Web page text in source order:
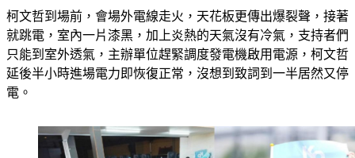
柯文哲到場前，會場外電線走火，天花板更傳出爆裂聲，接著
就跳電，室內一片漆黑，加上炎熱的天氣沒有冷氣，支持者們
只能到室外透氣，主辦單位趕緊調度發電機啟用電源，柯文哲
延後半小時進場電力即恢復正常，沒想到致詞到一半居然又停
電。